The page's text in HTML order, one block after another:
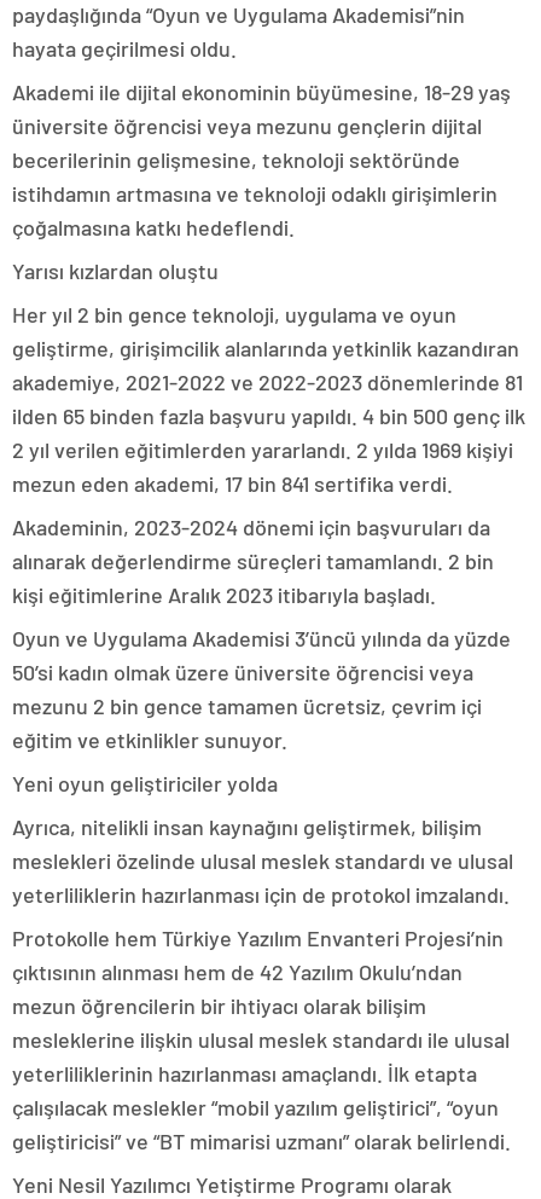
paydaşlığında “Oyun ve Uygulama Akademisi”nin
hayata geçirilmesi oldu.
Akademi ile dijital ekonominin büyümesine, 18-29 yaş
üniversite öğrencisi veya mezunu gençlerin dijital
becerilerinin gelişmesine, teknoloji sektöründe
istihdamın artmasına ve teknoloji odaklı girişimlerin
çoğalmasına katkı hedeflendi.
Yarısı kızlardan oluştu
Her yıl 2 bin gence teknoloji, uygulama ve oyun
geliştirme, girişimcilik alanlarında yetkinlik kazandıran
akademiye, 2021-2022 ve 2022-2023 dönemlerinde 81
ilden 65 binden fazla başvuru yapıldı. 4 bin 500 genç ilk
2 yıl verilen eğitimlerden yararlandı. 2 yılda 1969 kişiyi
mezun eden akademi, 17 bin 841 sertifika verdi.
Akademinin, 2023-2024 dönemi için başvuruları da
alınarak değerlendirme süreçleri tamamlandı. 2 bin
kişi eğitimlerine Aralık 2023 itibarıyla başladı.
Oyun ve Uygulama Akademisi 3’üncü yılında da yüzde
50’si kadın olmak üzere üniversite öğrencisi veya
mezunu 2 bin gence tamamen ücretsiz, çevrim içi
eğitim ve etkinlikler sunuyor.
Yeni oyun geliştiriciler yolda
Ayrıca, nitelikli insan kaynağını geliştirmek, bilişim
meslekleri özelinde ulusal meslek standardı ve ulusal
yeterliliklerin hazırlanması için de protokol imzalandı.
Protokolle hem Türkiye Yazılım Envanteri Projesi’nin
çıktısının alınması hem de 42 Yazılım Okulu’ndan
mezun öğrencilerin bir ihtiyacı olarak bilişim
mesleklerine ilişkin ulusal meslek standardı ile ulusal
yeterliliklerinin hazırlanması amaçlandı. İlk etapta
çalışılacak meslekler “mobil yazılım geliştirici”, “oyun
geliştiricisi” ve “BT mimarisi uzmanı” olarak belirlendi.
Yeni Nesil Yazılımcı Yetiştirme Programı olarak